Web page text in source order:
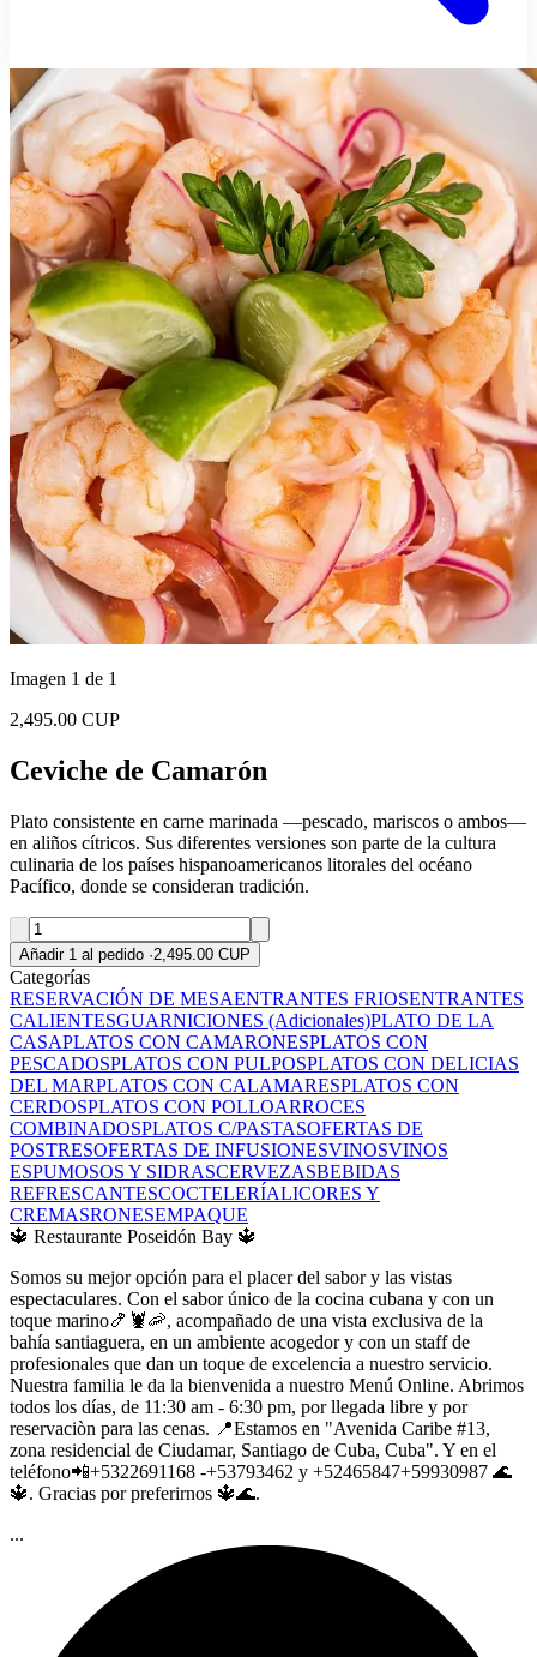
Imagen 1 de 1
2,495.00 CUP
Ceviche de Camarón
Plato consistente en carne marinada ―pescado, mariscos o ambos―
en aliños cítricos. Sus diferentes versiones son parte de la cultura
culinaria de los países hispanoamericanos litorales del océano
Pacífico, donde se consideran tradición.
Añadir 1 al pedido ·2,495.00 CUP
Categorías
RESERVACIÓN DE MESAENTRANTES FRIOSENTRANTES
CALIENTESGUARNICIONES (Adicionales)PLATO DE LA
CASAPLATOS CON CAMARONESPLATOS CON
PESCADOSPLATOS CON PULPOSPLATOS CON DELICIAS
DEL MARPLATOS CON CALAMARESPLATOS CON
CERDOSPLATOS CON POLLOARROCES
COMBINADOSPLATOS C/PASTASOFERTAS DE
POSTRESOFERTAS DE INFUSIONESVINOSVINOS
ESPUMOSOS Y SIDRASCERVEZASBEBIDAS
REFRESCANTESCOCTELERÍALICORES Y
CREMASRONESEMPAQUE
🔱 Restaurante Poseidón Bay 🔱
Somos su mejor opción para el placer del sabor y las vistas
espectaculares. Con el sabor único de la cocina cubana y con un
toque marino🍤🦞🦐, acompañado de una vista exclusiva de la
bahía santiaguera, en un ambiente acogedor y con un staff de
profesionales que dan un toque de excelencia a nuestro servicio.
Nuestra familia le da la bienvenida a nuestro Menú Online. Abrimos
todos los días, de 11:30 am - 6:30 pm, por llegada libre y por
reservaciòn para las cenas. 📍Estamos en "Avenida Caribe #13,
zona residencial de Ciudamar, Santiago de Cuba, Cuba". Y en el
teléfono📲+5322691168 -+53793462 y +52465847+59930987 🌊
🔱. Gracias por preferirnos 🔱🌊.
...